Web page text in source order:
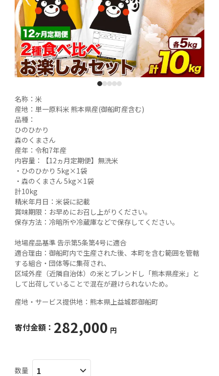
1 2 3 4 5
名称：米
産地：単一原料米 熊本県産(御船町産含む)
品種：
ひのひかり
森のくまさん
産年：令和7年産
内容量：【12ヵ月定期便】無洗米
・ひのひかり 5kg×1袋
・森のくまさん 5kg×1袋
計10kg
精米年月日：米袋に記載
賞味期限：お早めにお召し上がりください。
保存方法：冷暗所や冷蔵庫などで保存してください。
地場産品基準 告示第5条第4号に適合
適合理由：御船町内で生産された後、本町を含む範囲を管轄
する組合・団体等に集荷され、
区域外産（近隣自治体）の米とブレンドし「熊本県産米」と
して出荷していることで混在が避けられないため。
産地・サービス提供地： 熊本県上益城郡御船町
寄付金額： 282,000 円
数量